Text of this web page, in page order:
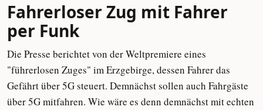
Fahrerloser Zug mit Fahrer
per Funk
Die Presse berichtet von der Weltpremiere eines
"führerlosen Zuges" im Erzgebirge, dessen Fahrer das
Gefährt über 5G steuert. Demnächst sollen auch Fahrgäste
über 5G mitfahren. Wie wäre es denn demnächst mit echten